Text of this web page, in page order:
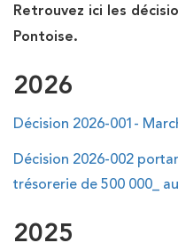
Salles
Évènements
Boutique
Retrouvez ici les
Pontoise.
2026
Décision 2026-001-
Décision 2026-002
trésorerie de 500 000_
2025